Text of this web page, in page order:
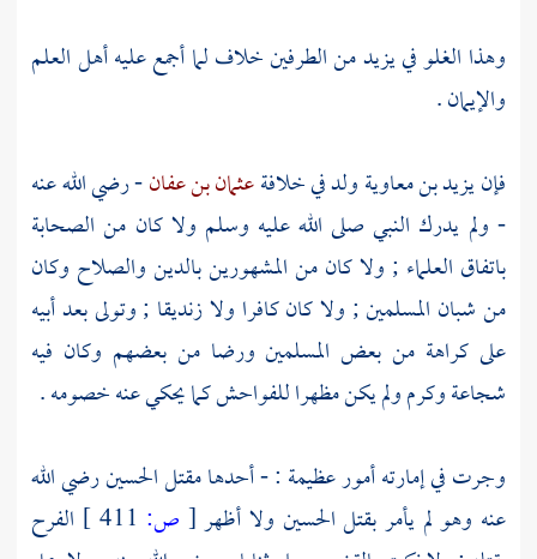
وهذا الغلو فييزيدمن الطرفين خلاف لما أجمع عليه أهل العلم
والإيمان .
فإنيزيد بن معاويةولد في خلافةعثمان بن عفان- رضي الله عنه
- ولم يدرك النبي صلى الله عليه وسلم ولا كان من الصحابة
باتفاق العلماء ; ولا كان من المشهورين بالدين والصلاح وكان
من شبان المسلمين ; ولا كان كافرا ولا زنديقا ; وتولى بعد أبيه
على كراهة من بعض المسلمين ورضا من بعضهم وكان فيه
شجاعة وكرم ولم يكن مظهرا للفواحش كما يحكي عنه خصومه .
وجرت في إمارته أمور عظيمة : - أحدها مقتلالحسينرضي الله
عنه وهو لم يأمر بقتلالحسين ولا أظهر[ ص:
الفرح